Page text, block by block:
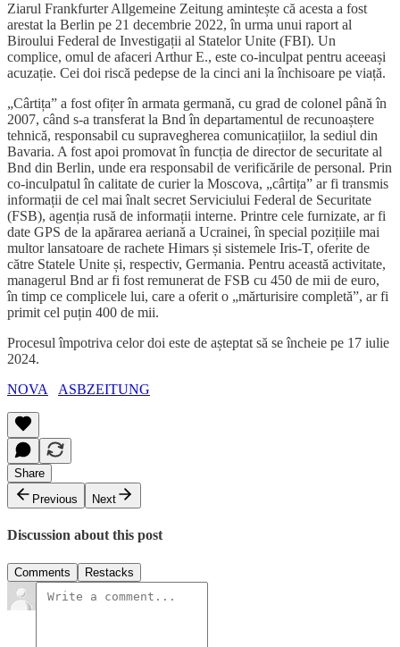
Ziarul Frankfurter Allgemeine Zeitung amintește că acesta a fost
arestat la Berlin pe 21 decembrie 2022, în urma unui raport al
Biroului Federal de Investigații al Statelor Unite (FBI). Un
complice, omul de afaceri Arthur E., este co-inculpat pentru aceeași
acuzație. Cei doi riscă pedepse de la cinci ani la închisoare pe viață.
„Cârtița” a fost ofițer în armata germană, cu grad de colonel până în
2007, când s-a transferat la Bnd în departamentul de recunoaștere
tehnică, responsabil cu supravegherea comunicațiilor, la sediul din
Bavaria. A fost apoi promovat în funcția de director de securitate al
Bnd din Berlin, unde era responsabil de verificările de personal. Prin
co-inculpatul în calitate de curier la Moscova, „cârtița” ar fi transmis
informații de cel mai înalt secret Serviciului Federal de Securitate
(FSB), agenția rusă de informații interne. Printre cele furnizate, ar fi
date GPS de la apărarea aeriană a Ucrainei, în special pozițiile mai
multor lansatoare de rachete Himars și sistemele Iris-T, oferite de
către Statele Unite și, respectiv, Germania. Pentru această activitate,
managerul Bnd ar fi fost remunerat de FSB cu 450 de mii de euro,
în timp ce complicele lui, care a oferit o „mărturisire completă”, ar fi
primit cel puțin 400 de mii.
Procesul împotriva celor doi este de așteptat să se încheie pe 17 iulie
2024.
NOVA
ASBZEITUNG
Share
Previous
Next
Discussion about this post
Comments Restacks